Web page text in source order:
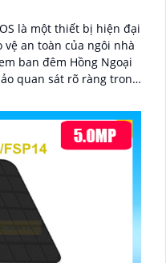
là một thiết bị hiện đại
an toàn của ngôi nhà
quan sát rõ ràng trong